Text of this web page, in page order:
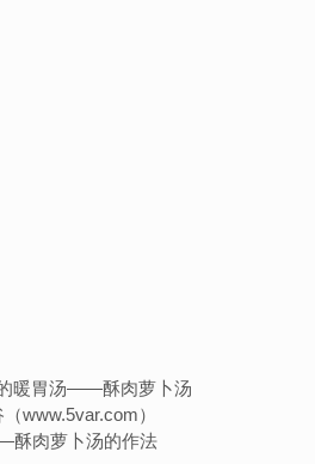
www.5var.com）